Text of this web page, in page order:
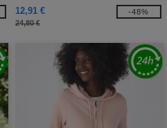
12,91 €
24,80 €
-48%